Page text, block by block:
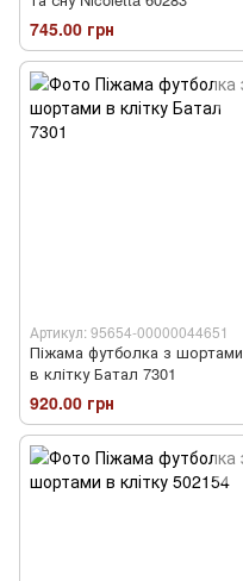
745.00 грн
Артикул: 95654-00000044651
Піжама футболка з шортами
в клітку Батал 7301
920.00 грн